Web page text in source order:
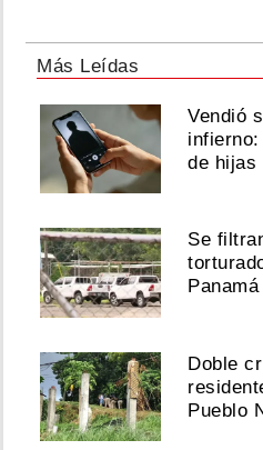
Más Leídas
Vendió
de hijas
Se
Doble
Pueblo